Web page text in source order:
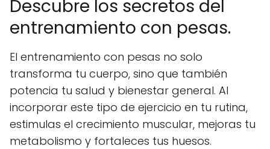
Descubre los secretos del
entrenamiento con pesas.
El entrenamiento con pesas no solo
transforma tu cuerpo, sino que también
potencia tu salud y bienestar general. Al
incorporar este tipo de ejercicio en tu rutina,
estimulas el crecimiento muscular, mejoras tu
metabolismo y fortaleces tus huesos.